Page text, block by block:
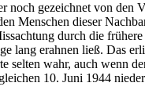
gezeichnet von den
Menschen dieser
durch die
lang erahnen ließ. Das
selten wahr, auch wenn
10. Juni 1944